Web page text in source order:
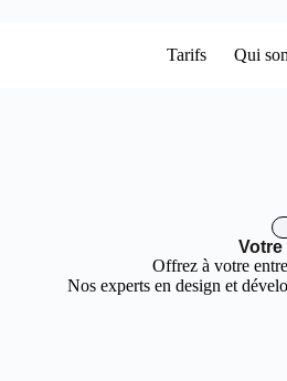
Tarifs Qui
Offrez à votre
Nos experts en design et